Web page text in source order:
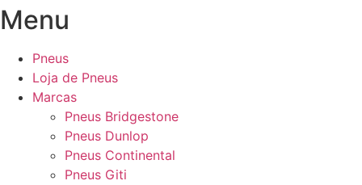
Menu
Pneus
Loja de Pneus
Marcas
Pneus Bridgestone
Pneus Dunlop
Pneus Continental
Pneus Giti